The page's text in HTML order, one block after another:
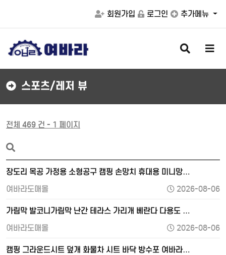
회원가입 로그인 추가메뉴
검
색
버
메
버
스포츠/레저 뷰
전체 469 건 - 1 페이지
장도리 목공 가정용 소형공구 캠핑 손망치 휴대용 미니망…
여바라도매몰
2026-08-06
가림막 발코니가림막 난간 테라스 가리개 베란다 다용도 …
여바라도매몰
2026-08-06
캠핑 그라운드시트 덮개 화물차 시트 바닥 방수포 여바라…